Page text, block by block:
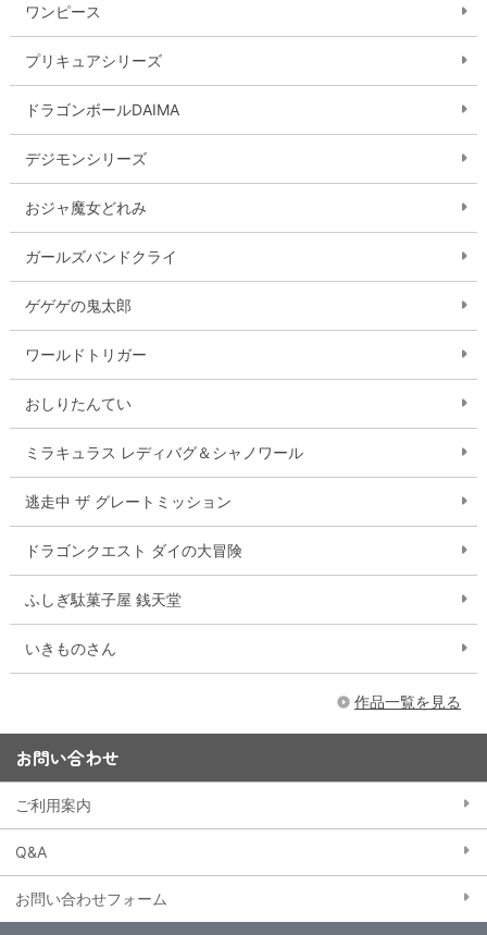
ワンピース
プリキュアシリーズ
ドラゴンボールDAIMA
デジモンシリーズ
おジャ魔女どれみ
ガールズバンドクライ
ゲゲゲの鬼太郎
ワールドトリガー
おしりたんてい
ミラキュラス レディバグ＆シャノワール
逃走中 ザ グレートミッション
ドラゴンクエスト ダイの大冒険
ふしぎ駄菓子屋 銭天堂
いきものさん
作品一覧を見る
お問い合わせ
ご利用案内
Q&A
お問い合わせフォーム